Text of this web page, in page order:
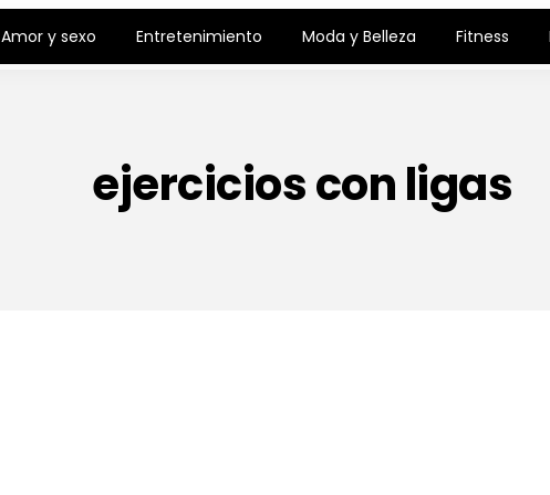
Amor y sexo Entretenimiento Moda y Belleza Fitness
ejercicios con ligas